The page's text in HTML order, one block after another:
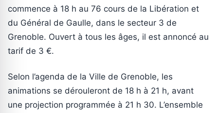
commence à 18 h au 76 cours de la Libération et
du Général de Gaulle, dans le secteur 3 de
Grenoble. Ouvert à tous les âges, il est annoncé au
tarif de 3 €.
Selon l’agenda de la Ville de Grenoble, les
animations se dérouleront de 18 h à 21 h, avant
une projection programmée à 21 h 30. L’ensemble